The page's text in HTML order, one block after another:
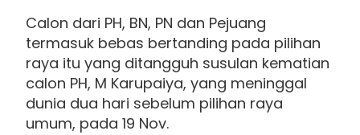
Calon dari PH, BN, PN dan Pejuang
termasuk bebas bertanding pada pilihan
raya itu yang ditangguh susulan kematian
calon PH, M Karupaiya, yang meninggal
dunia dua hari sebelum pilihan raya
umum, pada 19 Nov.